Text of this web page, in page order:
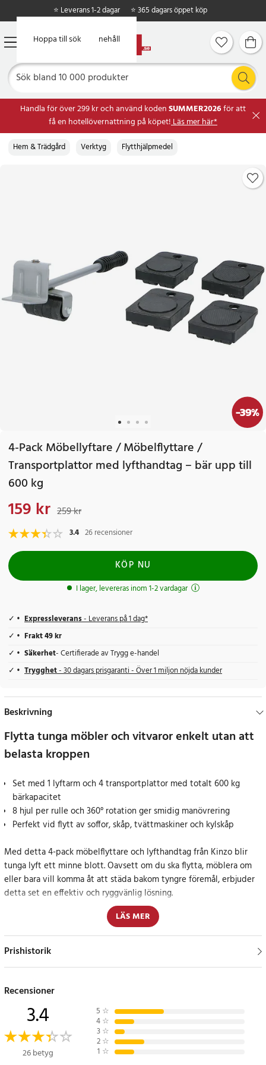
Hoppa till huvudinnehåll
Hoppa till sök
⭐ Leverans 1-2 dagar ⭐ 365 dagars öppet köp
Handla för över 299 kr och använd kodenSUMMER2026för att
få en hotellövernattning på köpet!Läs mer här*
Hem & Trädgård Verktyg Flytthjälpmedel
-39%
4-Pack Möbellyftare / Möbelflyttare /
Transportplattor med lyfthandtag – bär upp till
600 kg
Nuvarande pris
159 kr 259 kr
3.4 26 recensioner
KÖP NU
I lager, levereras inom 1-2 vardagar
Expressleverans- Leverans på 1 dag*
Frakt 49 kr
Säkerhet- Certifierade av Trygg e-handel
Trygghet- 30 dagars prisgaranti - Över 1 miljon nöjda kunder
Beskrivning
Flytta tunga möbler och vitvaror enkelt utan att
belasta kroppen
Set med 1 lyftarm och 4 transportplattor med totalt 600 kg
bärkapacitet
8 hjul per rulle och 360° rotation ger smidig manövrering
Perfekt vid flytt av soffor, skåp, tvättmaskiner och kylskåp
Med detta 4-pack möbelflyttare och lyfthandtag från Kinzo blir
tunga lyft ett minne blott. Oavsett om du ska flytta, möblera om
eller bara vill komma åt att städa bakom tyngre föremål, erbjuder
detta set en effektiv och ryggvänlig lösning.
Setet består av fyra transportplattor och en praktisk möbellyft
som hjälper dig att enkelt lyfta och placera möbler eller apparater
på rullarna. Varje rulle är försedd med 8 robusta hjul och en
Lyftarmen fungerar med spakprincipen och ger dig kraft att lyfta
möbler utan att anstränga ryggen. När du lyft upp ett hörn, skjuter
du enkelt in en rulle under – upprepa tills alla fyra är på plats.
LÄS MER
Prishistorik
Recensioner
3.4
26 betyg
5 ☆
4 ☆
3 ☆
2 ☆
1 ☆